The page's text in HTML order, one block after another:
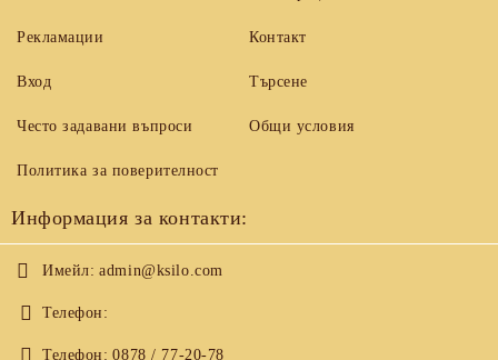
Рекламации
Вход
Често задавани въпроси
Контакт
Търсене
Общи условия
Политика за поверителност
Информация за контакти:
Имейл: admin@ksilo.com
Телефон:
Телефон: 0878 / 77-20-78